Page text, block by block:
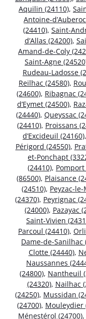
Aquilin (24110),
Antoine-
(24410), Saint-
d’Allas (24200),
Amand-de-Coly
Saint-Agne
Rudeau-Ladosse
Reilhac (24580),
(24600), Ribagnac
d’Eymet (24500),
(24440), Queyssac
(24410), Proissans
d’Excideuil (24160),
Périgord (24550),
et-Ponchapt
(24410), Pomport
(86500), Plaisance
(24510), Peyzac-
(24370), Peyrignac
(24000), Pazayac
Saint-Vivien
Parcoul (24410),
Dame-de-Sanilhac
Clotte (24440),
Naussannes
(24800), Nantheuil
(24320), Nailhac
(24250), Mussidan
(24700), Mouleydier
Ménestérol (24700),